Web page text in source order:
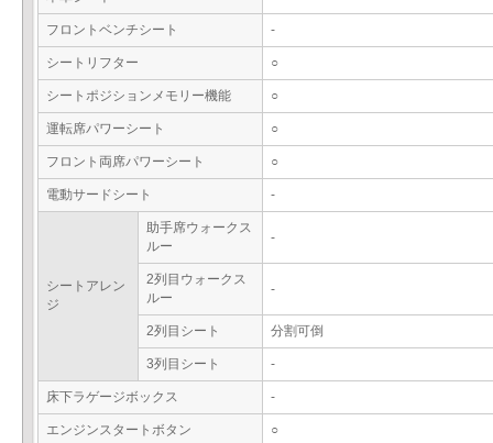
フロントベンチシート -
シートリフター ○
シートポジションメモリー機能 ○
運転席パワーシート ○
フロント両席パワーシート ○
電動サードシート -
シートアレン
ジ
助手席ウォークス
ルー
-
2列目ウォークス
ルー
-
2列目シート 分割可倒
3列目シート -
床下ラゲージボックス -
エンジンスタートボタン ○